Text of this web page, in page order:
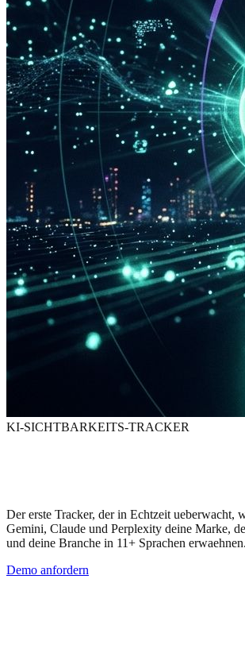
KI-SICHTBARKEITS-TRACKER
Der erste Tracker, der in Echtzeit ueberwacht,
Gemini, Claude und Perplexity deine Marke,
und deine Branche in 11+ Sprachen erwaehnen.
Demo anfordern